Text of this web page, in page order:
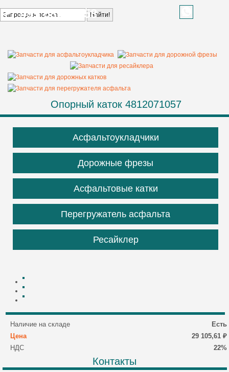
+7 499 685 68 58
Опорный каток 4812071057
Асфальтоукладчики
Дорожные фрезы
Асфальтовые катки
Перегружатель асфальта
Ресайклер
Наличие на складе
Есть
Цена
29 105,61 ₽
НДС
22%
Контакты